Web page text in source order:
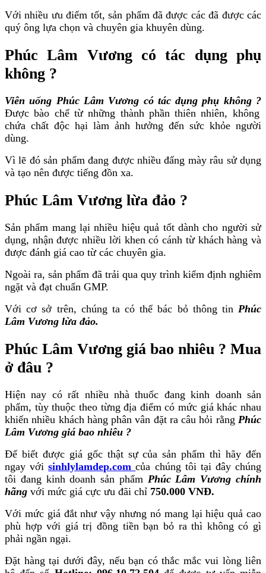
Với nhiều ưu điểm tốt, sản phẩm đã được các đã được các
quý ông lựa chọn và chuyên gia khuyên dùng.
Phúc Lâm Vương có tác dụng phụ
không ?
Viên uống Phúc Lâm Vương có tác dụng phụ không ?
Được bào chế từ những thành phần thiên nhiên, không
chứa chất độc hại làm ảnh hưởng đến sức khỏe người
dùng.
Vì lẽ đó sản phẩm đang được nhiều đấng mày râu sử dụng
và tạo nên được tiếng đồn xa.
Phúc Lâm Vương lừa đảo ?
Sản phẩm mang lại nhiều hiệu quả tốt dành cho người sử
dụng, nhận được nhiều lời khen có cánh từ khách hàng và
được đánh giá cao từ các chuyên gia.
Ngoài ra, sản phẩm đã trải qua quy trình kiểm định nghiêm
ngặt và đạt chuẩn GMP.
Với cơ sở trên, chúng ta có thể bác bỏ thông tin Phúc
Lâm Vương lừa đảo.
Phúc Lâm Vương giá bao nhiêu ? Mua
ở đâu ?
Hiện nay có rất nhiều nhà thuốc đang kinh doanh sản
phẩm, tùy thuộc theo từng địa điểm có mức giá khác nhau
khiến nhiều khách hàng phân vân đặt ra câu hỏi rằng Phúc
Lâm Vương giá bao nhiêu ?
Để biết được giá gốc thật sự của sản phẩm thì hãy đến
ngay vớisinhlylamdep.comcủa chúng tôi tại đây chúng
tôi đang kinh doanh sản phẩm Phúc Lâm Vương chính
hãng với mức giá cực ưu đãi chỉ 750.000 VNĐ.
Với mức giá đắt như vậy nhưng nó mang lại hiệu quả cao
phù hợp với giá trị đồng tiền bạn bỏ ra thì không có gì
phải ngần ngại.
Đặt hàng tại dưới đây, nếu bạn có thắc mắc vui lòng liên